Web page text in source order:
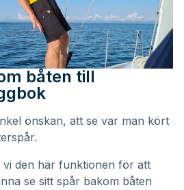
båten till
önskan, att se var man kört
vi den här funktionen för att
se sitt spår bakom båten